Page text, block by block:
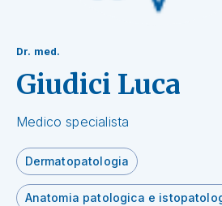
Dr. med.
Giudici Luca
Medico specialista
Dermatopatologia
Anatomia patologica e